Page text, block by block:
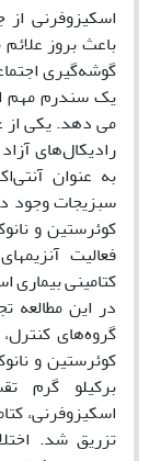
اسکیزوفرنی از
باعث بروز
گوشه‌گیری
یک سندرم مهم
می دهد. یکی از
رادیکال‌های
به عنوان
سبزیجات وجود
کوئرستین و
فعالیت
کتامینی
گروه‌های
برکیلو گرم
تزریق شد.